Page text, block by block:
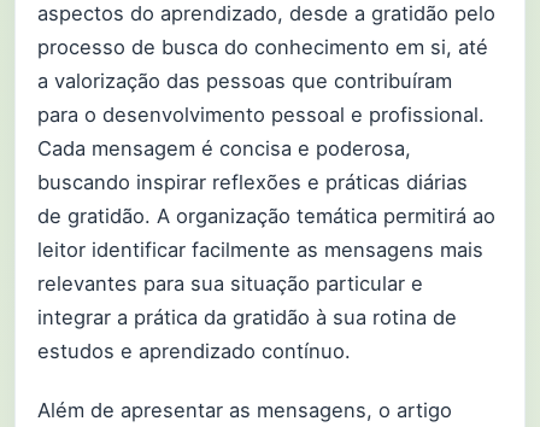
aspectos do aprendizado, desde a gratidão pelo
processo de busca do conhecimento em si, até
a valorização das pessoas que contribuíram
para o desenvolvimento pessoal e profissional.
Cada mensagem é concisa e poderosa,
buscando inspirar reflexões e práticas diárias
de gratidão. A organização temática permitirá ao
leitor identificar facilmente as mensagens mais
relevantes para sua situação particular e
integrar a prática da gratidão à sua rotina de
estudos e aprendizado contínuo.
Além de apresentar as mensagens, o artigo